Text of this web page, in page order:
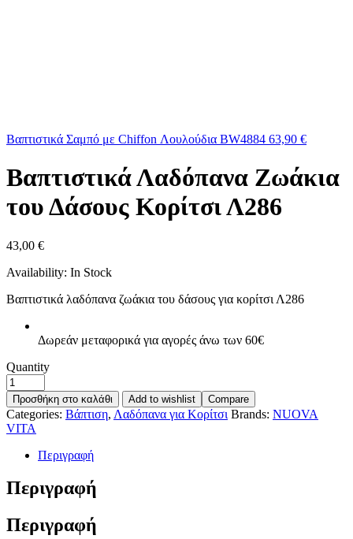
Βαπτιστικά Σαμπό με Chiffon Λουλούδια BW4884 63,90 €
Βαπτιστικά Λαδόπανα Ζωάκια
του Δάσους Κορίτσι Λ286
43,00 €
Availability: In Stock
Βαπτιστικά λαδόπανα ζωάκια του δάσους για κορίτσι Λ286
Δωρεάν μεταφορικά για αγορές άνω των 60€
Quantity
Προσθήκη στο καλάθι Add to wishlist Compare
Categories: Βάπτιση, Λαδόπανα για Κορίτσι Brands: NUOVA
VITA
Περιγραφή
Περιγραφή
Περιγραφή